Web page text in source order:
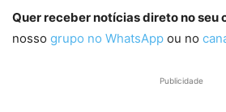
Quer receber notícias direto no seu
nosso grupo no WhatsApp ou no
Publicidade